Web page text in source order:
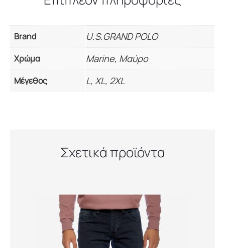
Brand U.S.GRAND POLO
Χρώμα Marine, Μαύρο
Μέγεθος L, XL, 2XL
Σχετικά προϊόντα